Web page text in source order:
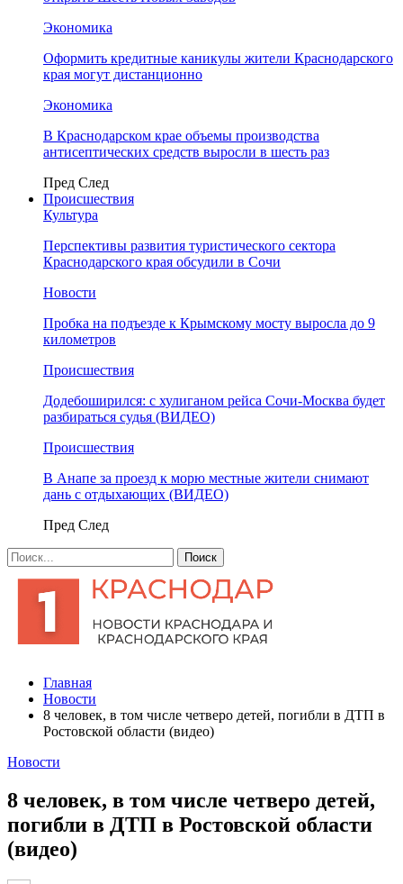
Экономика
Оформить кредитные каникулы жители Краснодарского
края могут дистанционно
Экономика
В Краснодарском крае объемы производства
антисептических средств выросли в шесть раз
Пред След
Происшествия
Культура
Перспективы развития туристического сектора
Краснодарского края обсудили в Сочи
Новости
Пробка на подъезде к Крымскому мосту выросла до 9
километров
Происшествия
Додебоширился: с хулиганом рейса Сочи-Москва будет
разбираться судья (ВИДЕО)
Происшествия
В Анапе за проезд к морю местные жители снимают
дань с отдыхающих (ВИДЕО)
Пред След
Главная
Новости
8 человек, в том числе четверо детей, погибли в ДТП в
Ростовской области (видео)
Новости
8 человек, в том числе четверо детей,
погибли в ДТП в Ростовской области
(видео)